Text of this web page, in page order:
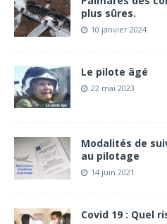
plus sûres.
10 janvier 2024
Le pilote âgé
22 mai 2023
Modalités de
au pilotage
14 juin 2021
Covid 19 : Quel